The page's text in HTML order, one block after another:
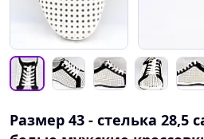
Размер 43 - стелька 28,5